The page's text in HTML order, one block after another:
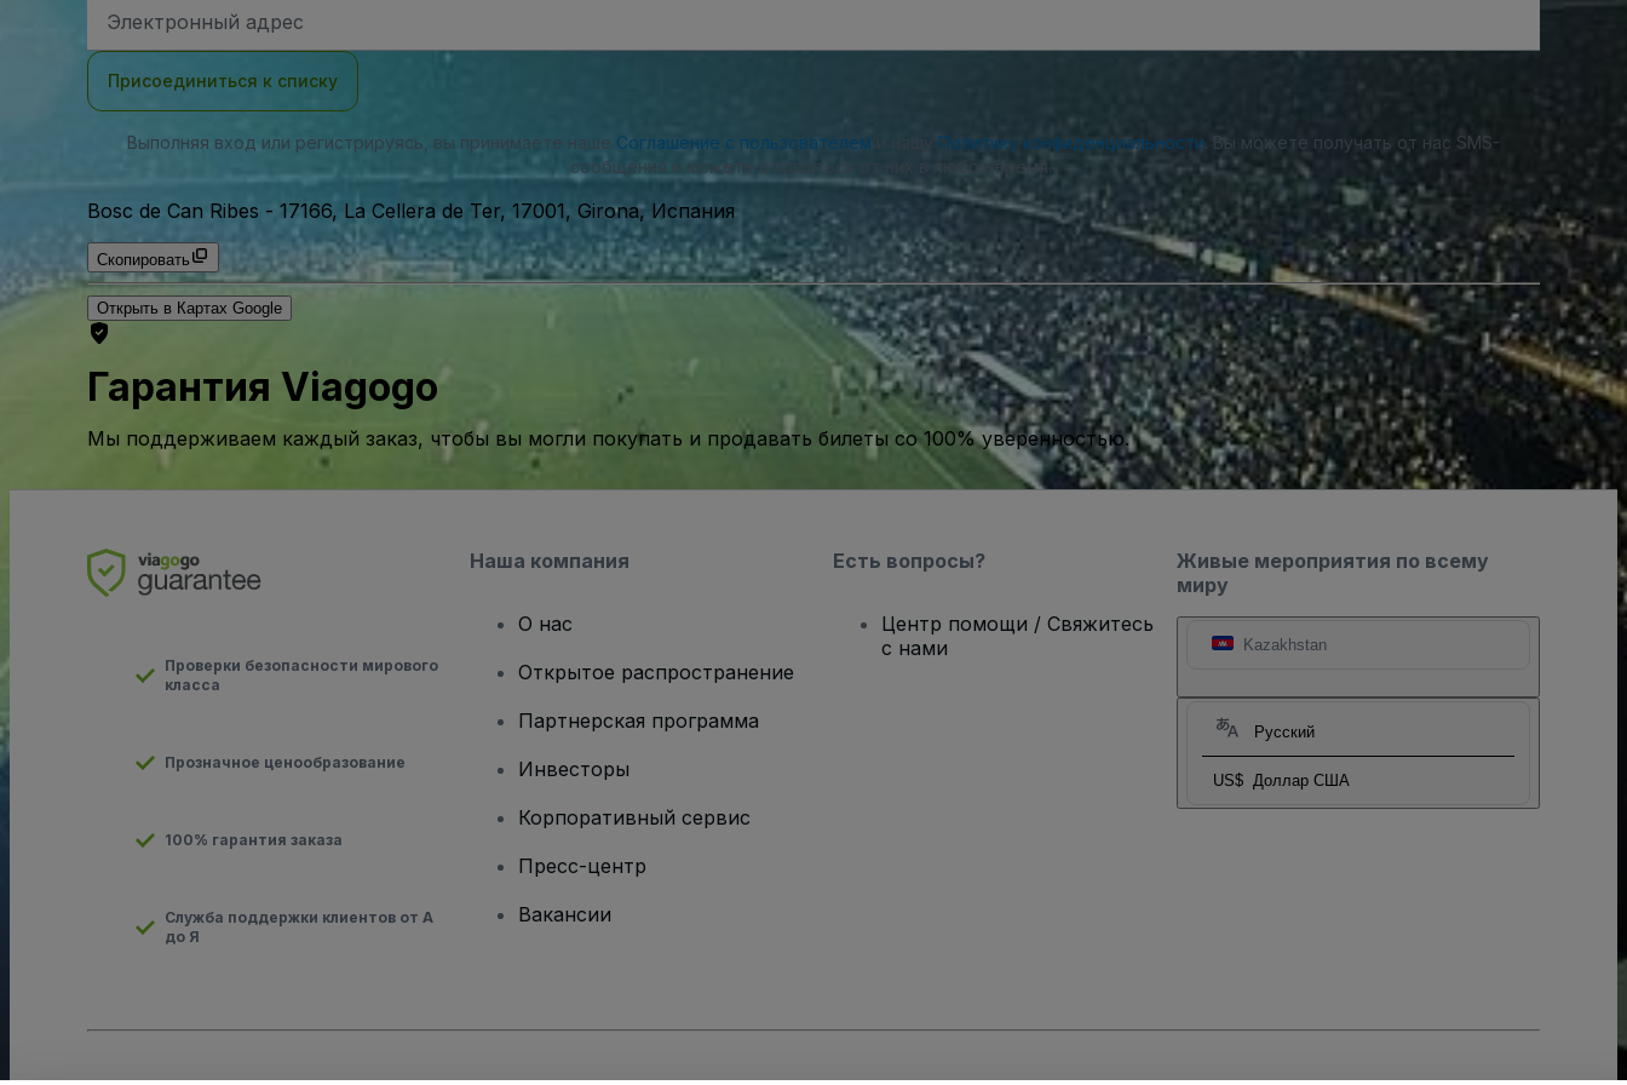
электронной
Присоединиться к списку
Выполняя вход или регистрируясь, вы принимаете наше Соглашение с пользователем Политику конфиденциальности. Вы можете получать от нас SMS-
сообщения и можете отказаться от них в любое время.
Bosc de Can Ribes - 17166, La Cellera de Ter, 17001, Girona, Испания
Скопировать
Открыть в Картах Google
Гарантия Viagogo
Мы поддерживаем каждый заказ, чтобы вы могли покупать и продавать билеты со 100% уверенностью.
Живые мероприятия по всему
миру
Kazakhstan
Русский
US$ Доллар США
Проверки безопасности мирового
класса
Прозначное ценообразование
100% гарантия заказа
Служба поддержки клиентов от А
до Я
Наша компания
О нас
Открытое распространение
Партнерская программа
Инвесторы
Корпоративный сервис
Пресс-центр
Вакансии
Есть вопросы?
Центр помощи / Свяжитесь
с нами